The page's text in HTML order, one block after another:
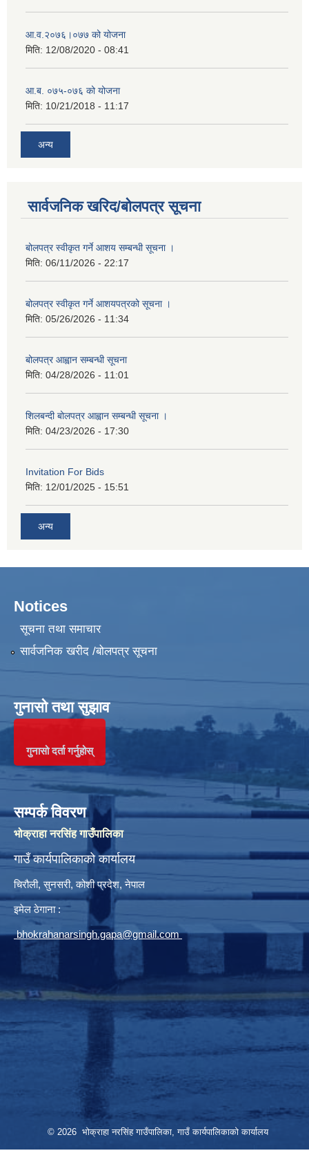
आ‍.व.२०७६।०७७ को योजना
मिति: 12/08/2020 - 08:41
आ.ब. ०७५-०७६ को योजना
मिति: 10/21/2018 - 11:17
अन्य
सार्वजनिक खरिद/बोलपत्र सूचना
बोलपत्र स्वीकृत गर्ने आशय सम्बन्धी सूचना ।
मिति: 06/11/2026 - 22:17
बोलपत्र स्वीकृत गर्ने आशयपत्रको सूचना ।
मिति: 05/26/2026 - 11:34
बोलपत्र आह्वान सम्बन्धी सूचना
मिति: 04/28/2026 - 11:01
शिलबन्दी बोलपत्र आह्वान सम्बन्धी सूचना ।
मिति: 04/23/2026 - 17:30
Invitation For Bids
मिति: 12/01/2025 - 15:51
अन्य
Notices
सूचना तथा समाचार
सार्वजनिक खरीद /बोलपत्र सूचना
गुनासो तथा सुझाव
गुनासो दर्ता गर्नुहोस्
सम्पर्क विवरण
भोक्राहा नरसिंह गाउँपालिका
गाउँ कार्यपालिकाको कार्यालय
चिरौली, सुनसरी, कोशी प्रदेश, नेपाल
इमेल ठेगाना :
bhokrahanarsingh.gapa@gmail.com
© 2026 भोक्राहा नरसिंह गाउँपालिका, गाउँ कार्यपालिकाको कार्यालय